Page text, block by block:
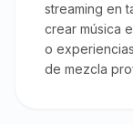
streaming en
crear música
o
de mezcla